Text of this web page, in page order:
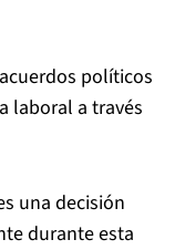
políticos
laboral a través
una decisión
durante esta